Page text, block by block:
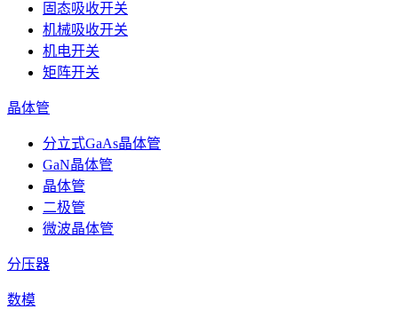
固态吸收开关
机械吸收开关
机电开关
矩阵开关
晶体管
分立式GaAs晶体管
GaN晶体管
晶体管
二极管
微波晶体管
分压器
数模